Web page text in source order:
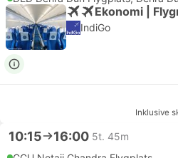
Ekonomi |
IndiGo
Inklusive
10:15 16:00 5t. 45m